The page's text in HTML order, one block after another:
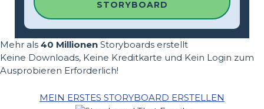
STORYBOARD
Mehr als 40 Millionen Storyboards erstellt
Keine Downloads, Keine Kreditkarte und Kein Login zum
Ausprobieren Erforderlich!
MEIN ERSTES STORYBOARD ERSTELLEN